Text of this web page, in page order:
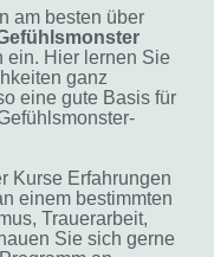
am besten über
ein. Hier lernen Sie
ganz
eine gute Basis für
Kurse Erfahrungen
einem bestimmten
Trauerarbeit,
Sie sich gerne